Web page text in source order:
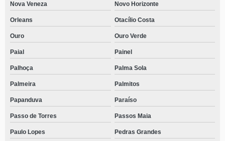
Nova Veneza Novo Horizonte
Orleans Otacílio Costa
Ouro Ouro Verde
Paial Painel
Palhoça Palma Sola
Palmeira Palmitos
Papanduva Paraíso
Passo de Torres Passos Maia
Paulo Lopes Pedras Grandes